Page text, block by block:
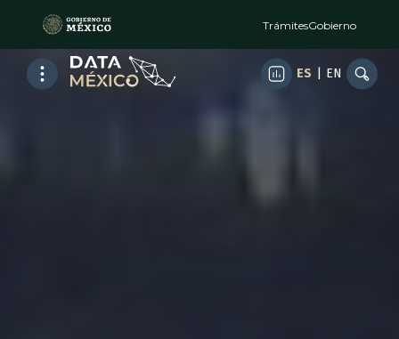
TrámitesGobierno
ES EN